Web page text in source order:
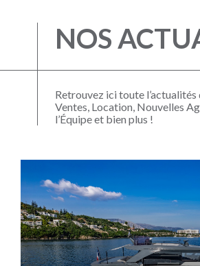
NOS
Retrouvez ici toute l’actualités
Ventes, Location, Nouvelles
l’Équipe et bien plus !